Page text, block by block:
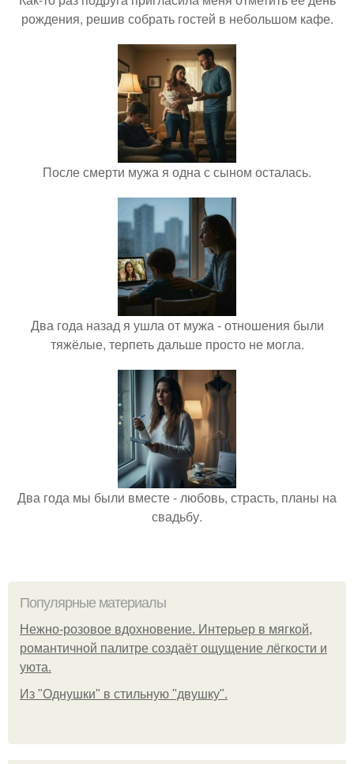
рождения, решив собрать гостей в небольшом кафе.
После смерти мужа я одна с сыном осталась.
Два года назад я ушла от мужа - отношения были
тяжёлые, терпеть дальше просто не могла.
Два года мы были вместе - любовь, страсть, планы на
свадьбу.
Популярные материалы
Нежно-розовое вдохновение. Интерьер в мягкой,
романтичной палитре создаёт ощущение лёгкости и
уюта.
Из "Однушки" в стильную "двушку".